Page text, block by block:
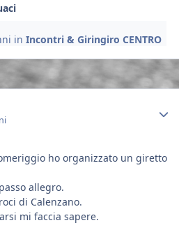
inIncontri & Giringiro CENTRO
ho organizzato un giretto
allegro.
di Calenzano.
mi faccia sapere.